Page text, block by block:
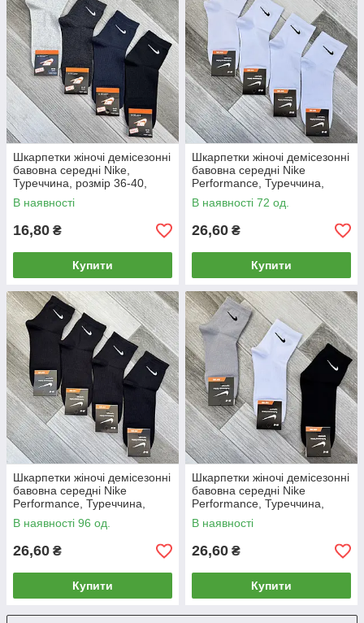
Шкарпетки жіночі демісезонні
бавовна середні Nike,
Туреччина, розмір 36-40,
асорті, 05118
В наявності
16,80 ₴
Купити
Шкарпетки жіночі демісезонні
бавовна середні Nike
Performance, Туреччина,
розмір 36-40, білі, 05168
В наявності 72 од.
26,60 ₴
Купити
Шкарпетки жіночі демісезонні
бавовна середні Nike
Performance, Туреччина,
розмір 36-40, чорні, 05169
В наявності 96 од.
26,60 ₴
Купити
Шкарпетки жіночі демісезонні
бавовна середні Nike
Performance, Туреччина,
розмір 36-40, асорті, 05170
В наявності
26,60 ₴
Купити